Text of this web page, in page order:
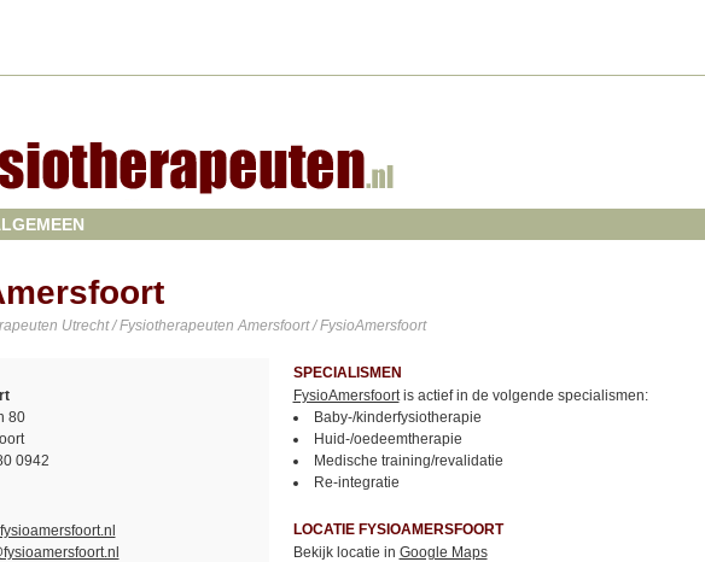
Utrecht/Fysiotherapeuten Amersfoort/ FysioAmersfoort
80
0942
SPECIALISMEN
FysioAmersfoortis actief in de volgende specialismen:
Baby-/kinderfysiotherapie
Huid-/oedeemtherapie
Medische training/revalidatie
Re-integratie
LOCATIE FYSIOAMERSFOORT
Bekijk locatie in Google Maps